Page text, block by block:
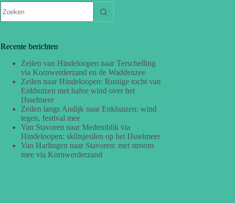
Recente berichten
Zeilen van Hindeloopen naar Terschelling
via Kornwerderzand en de Waddenzee
Zeilen naar Hindeloopen: Rustige tocht van
Enkhuizen met halve wind over het
IJsselmeer
Zeilen langs Andijk naar Enkhuizen: wind
tegen, festival mee
Van Stavoren naar Medemblik via
Hindeloopen: skûtsjesilen op het IJsselmeer
Van Harlingen naar Stavoren: met stroom
mee via Kornwerderzand